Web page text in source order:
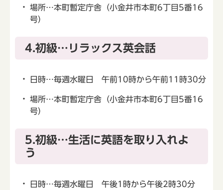
場所…本町暫定庁舎（小金井市本町6丁目5番16
号）
4.初級…リラックス英会話
日時…毎週水曜日 午前10時から午前11時30分
場所…本町暫定庁舎（小金井市本町6丁目5番16
号）
5.初級…生活に英語を取り入れよ
う
日時…毎週水曜日 午後1時から午後2時30分